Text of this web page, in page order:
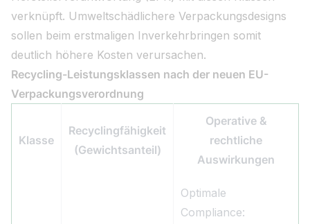
verknüpft. Umweltschädlichere Verpackungsdesigns
sollen beim erstmaligen Inverkehrbringen somit
deutlich höhere Kosten verursachen.
Recycling-Leistungsklassen nach der neuen EU-
Verpackungsverordnung
Klasse
Recyclingfähigkeit
(Gewichtsanteil)
Operative &
rechtliche
Auswirkungen
Optimale
Compliance: